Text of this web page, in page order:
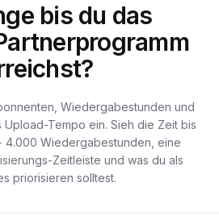
bis du das
Wiedergabestunden und
Tempo ein. Sieh die Zeit bis
4.000 Wiedergabestunden, eine
Zeitleiste und was du als
priorisieren solltest.